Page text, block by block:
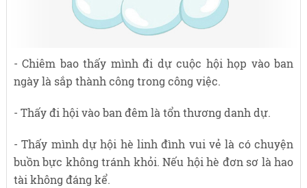
- Chiêm bao thấy mình đi dự cuộc hội họp vào ban
ngày là sắp thành công trong công việc.
- Thấy đi hội vào ban đêm là tổn thương danh dự.
- Thấy mình dự hội hè linh đình vui vẻ là có chuyện
buồn bực không tránh khỏi. Nếu hội hè đơn sơ là hao
tài không đáng kể.